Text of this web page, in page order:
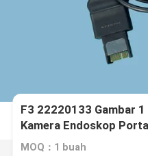
F3 22220133 Gambar
Kamera Endoskop
MOQ：1 buah